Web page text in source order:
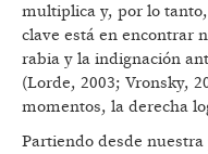
multiplica y, por lo
clave está en encontrar
rabia y la indignación
(Lorde, 2003; Vronsky,
momentos, la derecha
Partiendo desde